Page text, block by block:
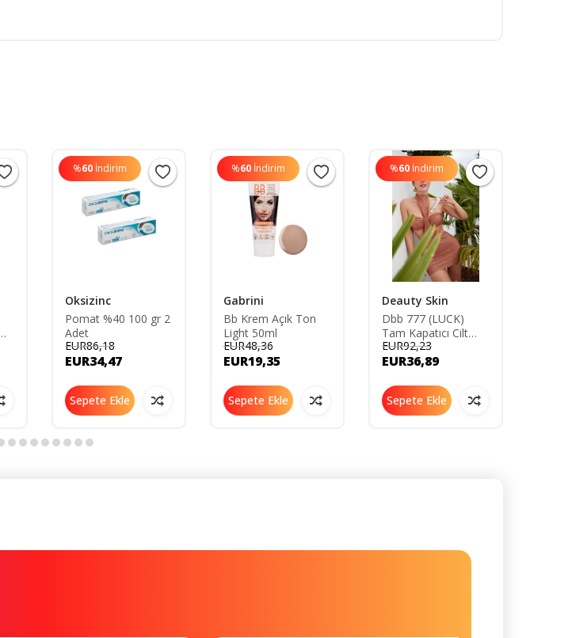
%60 İndirim
Oksizinc
Pomat %40 100 gr 2
Adet
EUR86,18
EUR34,47
Sepete Ekle
%60 İndirim
Gabrini
Bb Krem Açık Ton
Light 50ml
EUR48,36
EUR19,35
Sepete Ekle
%60 İndirim
Deauty Skin
Dbb 777 (LUCK)
Tam Kapatıcı Cilt
Bakım Etkili Dbb
Krem 30 Spf All In
EUR92,23
EUR36,89
Sepete Ekle